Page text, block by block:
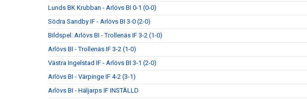
Lunds BK Krubban - Arlövs BI 0-1 (0-0)
Södra Sandby IF - Arlövs BI 3-0 (2-0)
Bildspel: Arlövs BI - Trollenäs IF 3-2 (1-0)
Arlövs BI - Trollenäs IF 3-2 (1-0)
Västra Ingelstad IF - Arlövs BI 3-1 (2-0)
Arlövs BI - Värpinge IF 4-2 (3-1)
Arlövs BI - Häljarps IF INSTÄLLD